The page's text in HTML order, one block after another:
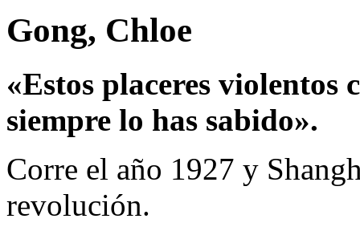
Gong, Chloe
«Estos placeres violentos
siempre lo has sabido».
Corre el año 1927 y
revolución.